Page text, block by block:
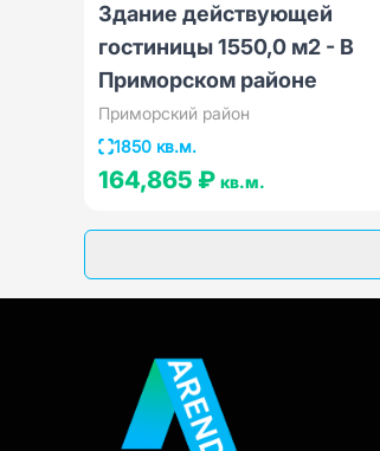
Здание действующей
гостиницы 1550,0 м2 - В
Приморском районе
Приморский район
1850 кв.м.
164,865 ₽ кв.м.